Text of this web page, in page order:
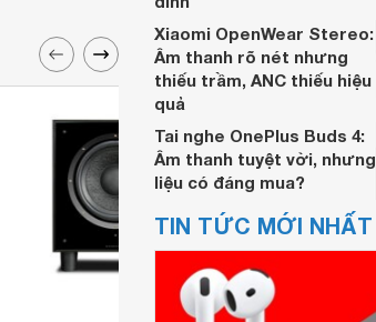
Xiaomi OpenWear Stereo:
Âm thanh rõ nét nhưng
thiếu trầm, ANC thiếu hiệu
quả
Tai nghe OnePlus Buds 4:
Âm thanh tuyệt vời, nhưng
liệu có đáng mua?
TIN TỨC MỚI NHẤT